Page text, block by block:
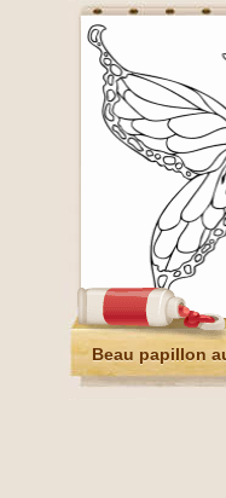
Beau papillon